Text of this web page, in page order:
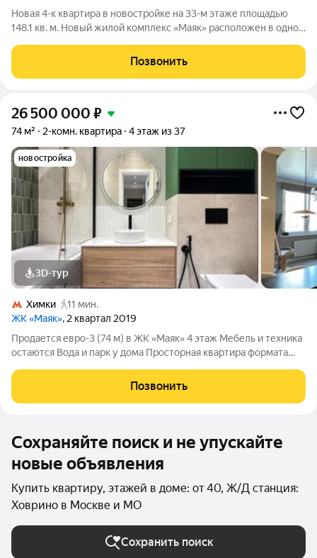
Новая 4-к квартира в новостройке на 33-м этаже площадью
148.1 кв. м. Новый жилой комплекс «Маяк» расположен в одном
С юга и востока огромная приватная территория 10,8 га,
которая с одной
Позвонить
26 500 000 ₽
74 м² 2-комн. квартира 4 этаж из 37
новостройка
3D-тур
Химки
11 мин.
ЖК «Маяк», 2 квартал 2019
Продается евро-3 (74 м) в ЖК «Маяк» 4 этаж Мебель и техника
остаются Вода и парк у дома Просторная квартира формата
берегу канала им. Москвы. Идеальный вариант для тех, кто
ищет готовое
Позвонить
Сохраняйте поиск и не упускайте
новые объявления
Купить квартиру, этажей в доме: от 40, Ж/Д станция:
Ховрино в Москве и МО
Сохранить поиск